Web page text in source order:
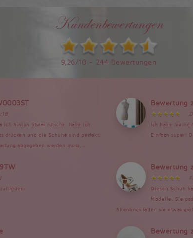
Kundenbewertungen
9,26/10 - 244 Bewertungen
ich hinten etwas rutsche, habe ich
drücken und die Schuhe sind perfekt.
abgegeben werden muss,...
Bewertung
Ich habe meine
Einfach super!
Bewertung
Diesen Schuh
Modelle. Sie
Allerdings fallen sie etwas
Bewertung